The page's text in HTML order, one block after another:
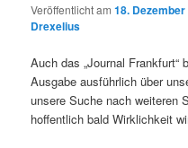
Veröffentlicht am18.
Drexelius
Auch das „Journal Frankfurt“
Ausgabe ausführlich über
unsere Suche nach weiteren
hoffentlich bald Wirklichkeit